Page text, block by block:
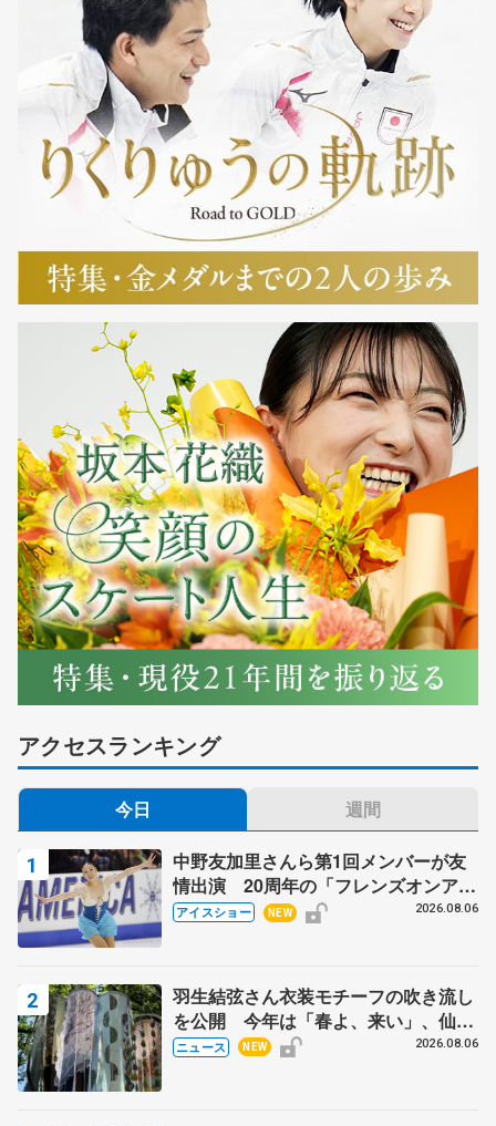
アクセスランキング
今日 週間
中野友加里さんら第1回メンバーが友
情出演 20周年の「フレンズオンアイ
ス」 宮本賢二さん、有川梨絵さん、
アイスショー NEW 2026.08.06
羽生結弦さん衣装モチーフの吹き流し
を公開 今年は「春よ、来い」、仙台
の瑞鳳殿
ニュース NEW 2026.08.06